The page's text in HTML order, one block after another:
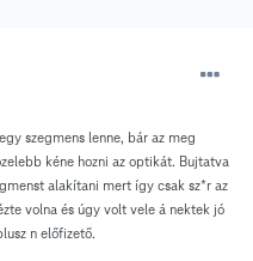
szegmens lenne, bár az meg
kéne hozni az optikát. Bujtatva
alakítani mert így csak sz*r az
volna és úgy volt vele á nektek jó
n előfizető.